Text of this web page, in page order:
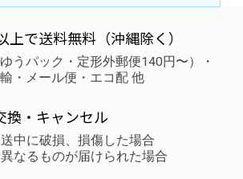
上で送料無料（沖縄除く）
うパック・定形外郵便140円〜）・
・メール便・エコ配 他
換・キャンセル
送中に破損、損傷した場合
異なるものが届けられた場合